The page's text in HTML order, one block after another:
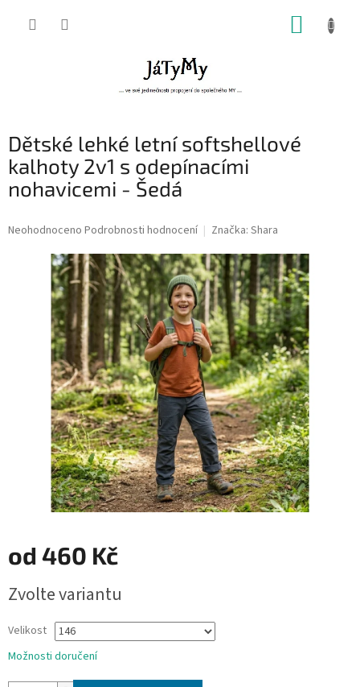
Dětské lehké letní softshellové
kalhoty 2v1 s odepínacími
nohavicemi - Šedá
Průměrné
produktu
hvězdiček.
Neohodnoceno Podrobnosti hodnocení Značka: Shara
od 460 Kč
cena:
Zvolte variantu
Velikost
Možnosti doručení